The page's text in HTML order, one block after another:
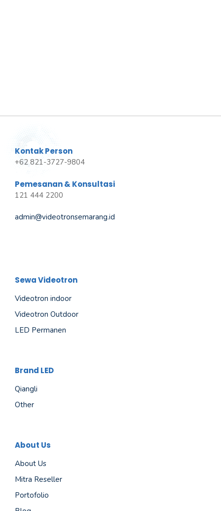
Kontak Person
+62 821-3727-9804
Pemesanan & Konsultasi
121 444 2200
admin@videotronsemarang.id
Sewa Videotron
Videotron indoor
Videotron Outdoor
LED Permanen
Brand LED
Qiangli
Other
About Us
About Us
Mitra Reseller
Portofolio